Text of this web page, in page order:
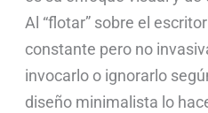
Al “flotar” sobre el
constante pero no
invocarlo o ignorarlo
diseño minimalista lo